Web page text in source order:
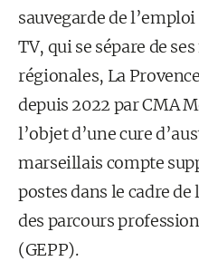
sauvegarde de
TV, qui se sépare de
régionales, La
depuis 2022 par CMA
l’objet d’une cure
marseillais compte
postes dans le cadre
des parcours
(GEPP).